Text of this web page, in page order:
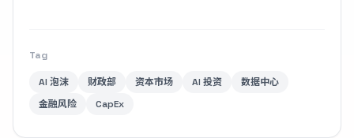
Tag
AI 泡沫 财政部 资本市场 AI 投资
数据中心
金融风险
CapEx